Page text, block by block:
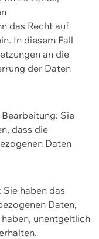
das Recht auf
In diesem Fall
an die
der Daten
Sie
dass die
Daten
haben das
Daten,
unentgeltlich